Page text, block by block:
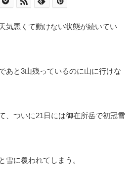
気悪くて動けない状態が続いてい
あと3山残っているのに山に行けな
、ついに21日には御在所岳で初冠雪
雪に覆われてしまう。